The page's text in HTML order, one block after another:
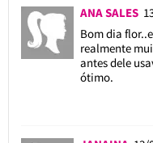
ANA SALES
Bom dia
realmente
antes dele
ótimo.